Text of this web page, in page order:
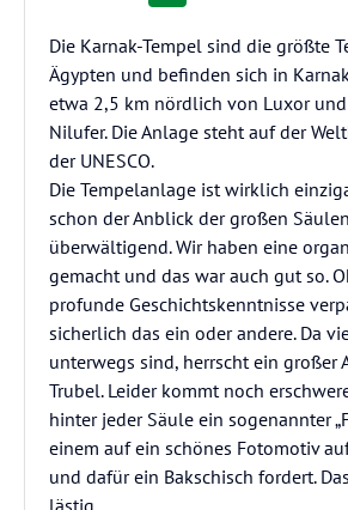
Die Karnak-Tempel sind die größte
Ägypten und befinden sich in
etwa 2,5 km nördlich von Luxor
Nilufer. Die Anlage steht auf der
der UNESCO.
Die Tempelanlage ist wirklich
schon der Anblick der großen
überwältigend. Wir haben eine
gemacht und das war auch gut so.
profunde Geschichtskenntnisse
sicherlich das ein oder andere. Da
unterwegs sind, herrscht ein großer
Trubel. Leider kommt noch
hinter jeder Säule ein sogenannter
einem auf ein schönes Fotomotiv
und dafür ein Bakschisch fordert.
lästig.